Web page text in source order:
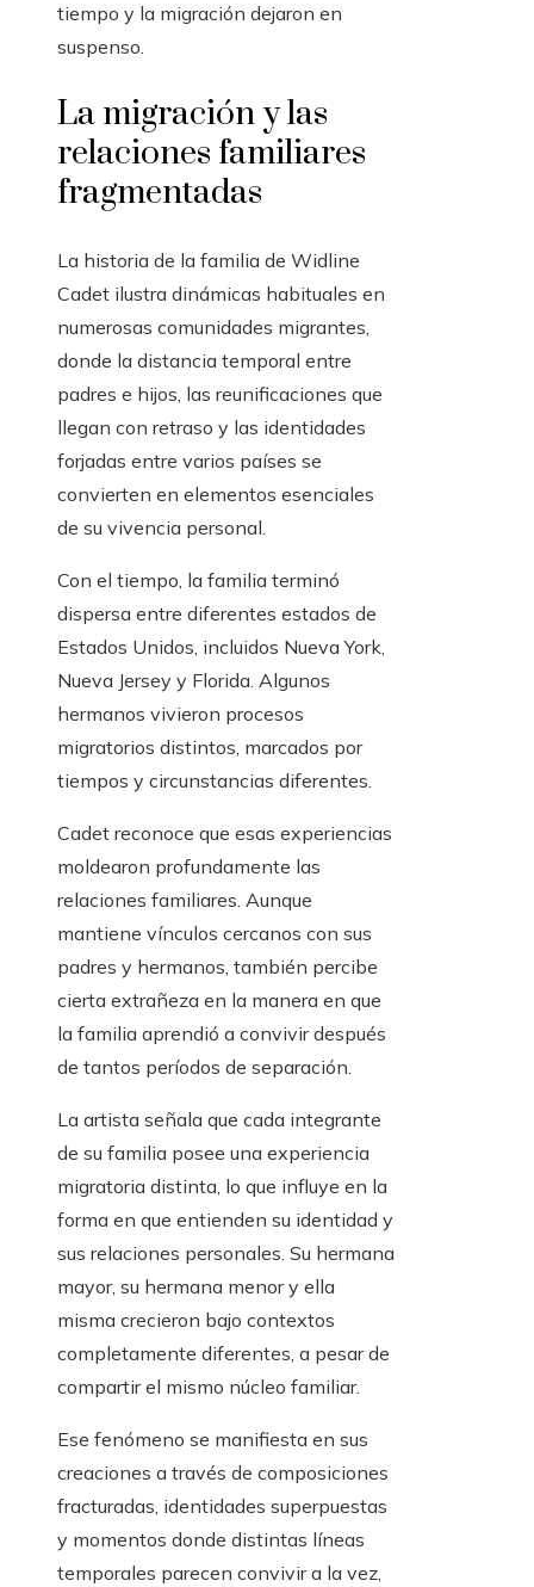
tiempo y la migración dejaron en
suspenso.
La migración y las
relaciones familiares
fragmentadas
La historia de la familia de Widline
Cadet ilustra dinámicas habituales en
numerosas comunidades migrantes,
donde la distancia temporal entre
padres e hijos, las reunificaciones que
llegan con retraso y las identidades
forjadas entre varios países se
convierten en elementos esenciales
de su vivencia personal.
Con el tiempo, la familia terminó
dispersa entre diferentes estados de
Estados Unidos, incluidos Nueva York,
Nueva Jersey y Florida. Algunos
hermanos vivieron procesos
migratorios distintos, marcados por
tiempos y circunstancias diferentes.
Cadet reconoce que esas experiencias
moldearon profundamente las
relaciones familiares. Aunque
mantiene vínculos cercanos con sus
padres y hermanos, también percibe
cierta extrañeza en la manera en que
la familia aprendió a convivir después
de tantos períodos de separación.
La artista señala que cada integrante
de su familia posee una experiencia
migratoria distinta, lo que influye en la
forma en que entienden su identidad y
sus relaciones personales. Su hermana
mayor, su hermana menor y ella
misma crecieron bajo contextos
completamente diferentes, a pesar de
compartir el mismo núcleo familiar.
Ese fenómeno se manifiesta en sus
creaciones a través de composiciones
fracturadas, identidades superpuestas
y momentos donde distintas líneas
temporales parecen convivir a la vez,